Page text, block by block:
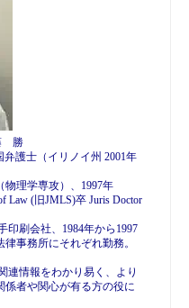
勝
弁護士（イリノイ州 2001年
物理学専攻）、1997年
Law (旧JMLS)卒 Juris Doctor
印刷会社、1984年から1997
事務所にそれぞれ勤務。
連情報をわかり易く、より
係者や関心が有る方の役に